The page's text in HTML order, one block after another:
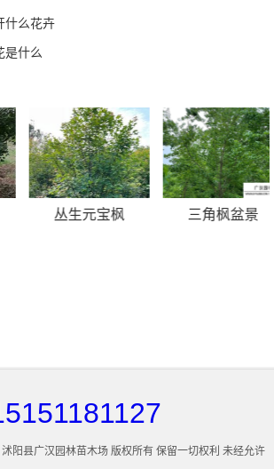
什么花卉
是什么
三角枫盆景 木槿花
阳县广汉园林苗木场 版权所有 保留一切权利 未经允许